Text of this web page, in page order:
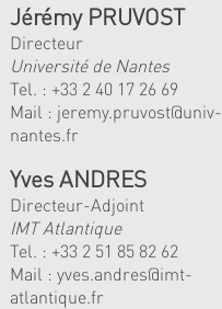
Jérémy PRUVOST
Directeur
Université de Nantes
Tel. : +33 2 40 17 26 69
Mail : jeremy.pruvost@univ-
nantes.fr
Yves ANDRES
Directeur-Adjoint
IMT Atlantique
Tel. : +33 2 51 85 82 62
Mail : yves.andres@imt-
atlantique.fr